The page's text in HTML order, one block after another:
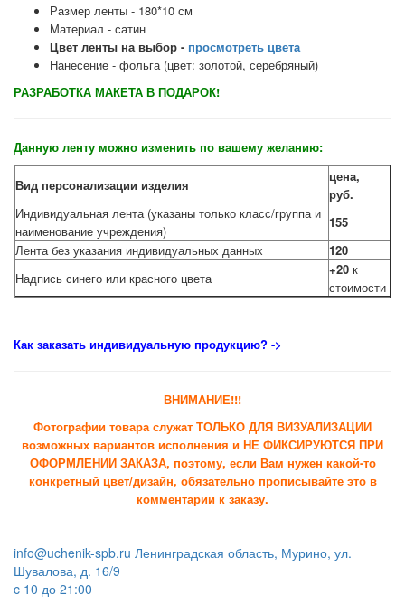
Размер ленты - 180*10 см
Материал - сатин
Цвет ленты на выбор - просмотреть цвета
Нанесение - фольга (цвет: золотой, серебряный)
РАЗРАБОТКА МАКЕТА В ПОДАРОК!
Данную ленту можно изменить по вашему желанию:
Вид персонализации изделия
цена,
руб.
Индивидуальная лента (указаны только класс/группа и
наименование учреждения)
155
Лента без указания индивидуальных данных
120
Надпись синего или красного цвета
+20 к
стоимости
Как заказать индивидуальную продукцию? ->
ВНИМАНИЕ!!!
Фотографии товара служат ТОЛЬКО ДЛЯ ВИЗУАЛИЗАЦИИ
возможных вариантов исполнения и НЕ ФИКСИРУЮТСЯ ПРИ
ОФОРМЛЕНИИ ЗАКАЗА, поэтому, если Вам нужен какой-то
конкретный цвет/дизайн, обязательно прописывайте это в
комментарии к заказу.
info@uchenik-spb.ru Ленинградская область, Мурино, ул.
Шувалова, д. 16/9
c 10 до 21:00